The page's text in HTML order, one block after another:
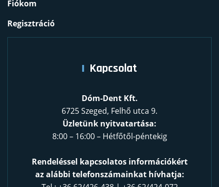
Fiókom
Regisztráció
Kapcsolat
Dóm-Dent Kft.
6725 Szeged, Felhő utca 9.
Üzletünk nyitvatartása:
8:00 – 16:00 – Hétfőtől-péntekig
Rendeléssel kapcsolatos információkért
az alábbi telefonszámainkat hívhatja: